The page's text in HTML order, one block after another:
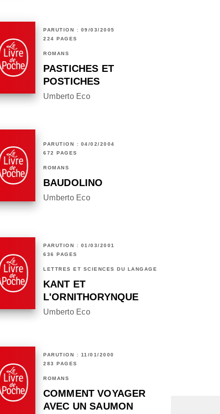
PARUTION : 09/03/2005
224 PAGES
ROMANS
PASTICHES ET
POSTICHES
Umberto Eco
PARUTION : 04/02/2004
672 PAGES
ROMANS
BAUDOLINO
Umberto Eco
PARUTION : 01/03/2001
636 PAGES
LETTRES ET SCIENCES DU LANGAGE
KANT ET
L'ORNITHORYNQUE
Umberto Eco
PARUTION : 11/01/2000
283 PAGES
ROMANS
COMMENT VOYAGER
AVEC UN SAUMON